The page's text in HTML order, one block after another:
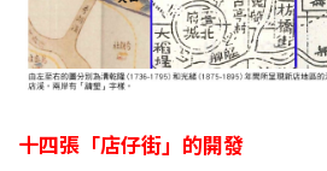
十四張「店仔街」的開發